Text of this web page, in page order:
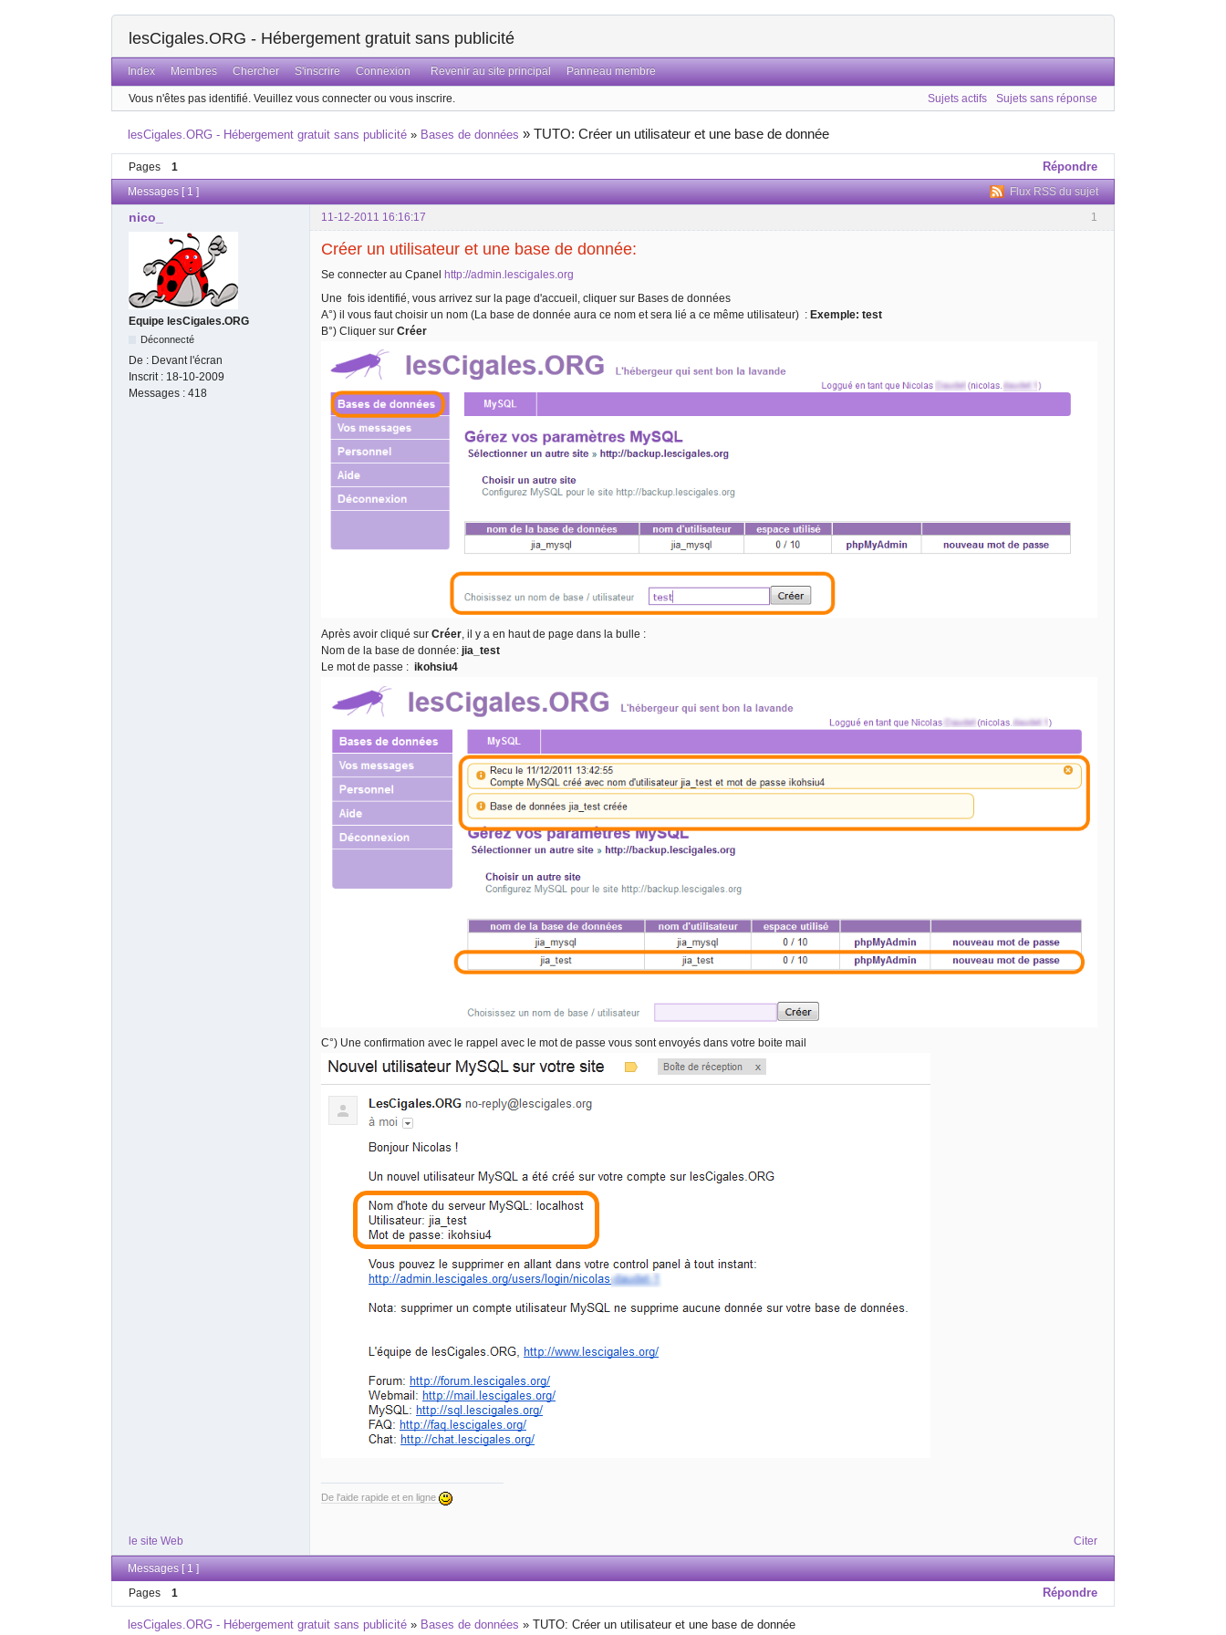
lesCigales.ORG - Hébergement gratuit sans publicité
Index Membres Chercher S'inscrire Connexion Revenir au site principal Panneau membre
Vous n'êtes pas identifié. Veuillez vous connecter ou vous inscrire. Sujets actifs Sujets sans réponse
lesCigales.ORG - Hébergement gratuit sans publicité » Bases de données »TUTO: Créer un utilisateur et une base de donnée
Pages 1 Répondre
Flux RSS du sujet
Messages [ 1 ]
1
nico_ 11-12-2011 16:16:17
Equipe lesCigales.ORG
Déconnecté
De : Devant l'écran
Inscrit : 18-10-2009
Messages : 418
Créer un utilisateur et une base de donnée:
Se connecter au Cpanel http://admin.lescigales.org
Une fois identifié, vous arrivez sur la page d'accueil, cliquer sur Bases de données
A°) il vous faut choisir un nom (La base de donnée aura ce nom et sera lié a ce même utilisateur) : Exemple: test
B°) Cliquer sur Créer
Après avoir cliqué sur Créer , il y a en haut de page dans la bulle :
Nom de la base de donnée: jia_test
Le mot de passe : ikohsiu4
C°) Une confirmation avec le rappel avec le mot de passe vous sont envoyés dans votre boite mail
De l'aide rapide et en ligne
le site Web Citer
Messages [ 1 ]
Pages
1 Répondre
lesCigales.ORG - Hébergement gratuit sans publicité » Bases de données »TUTO: Créer un utilisateur et une base de donnée